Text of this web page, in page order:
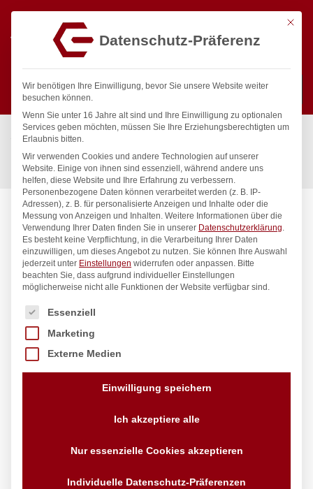
Suchen
Start / Gastronomiebedarf & Gastro Geräte für Profis
Küchenartikel
Schneider & Reiben
Brotmesser, HENDI, Schwarz, (L)380mm
Mit
Datenschutz-Präferenz
Wir benötigen Ihre Einwilligung, bevor Sie unsere Website weiter
besuchen können.
Wenn Sie unter 16 Jahre alt sind und Ihre Einwilligung zu optionalen
Services geben möchten, müssen Sie Ihre Erziehungsberechtigten um
Erlaubnis bitten.
Wir verwenden Cookies und andere Technologien auf unserer
Website. Einige von ihnen sind essenziell, während andere uns
helfen, diese Website und Ihre Erfahrung zu verbessern.
Personenbezogene Daten können verarbeitet werden (z. B. IP-
Adressen), z. B. für personalisierte Anzeigen und Inhalte oder die
Messung von Anzeigen und Inhalten. Weitere Informationen über die
Verwendung Ihrer Daten finden Sie in unserer Datenschutzerklärung.
Es besteht keine Verpflichtung, in die Verarbeitung Ihrer Daten
einzuwilligen, um dieses Angebot zu nutzen. Sie können Ihre Auswahl
jederzeit unter Einstellungen widerrufen oder anpassen. Bitte
beachten Sie, dass aufgrund individueller Einstellungen
möglicherweise nicht alle Funktionen der Website verfügbar sind.
Es folgt eine Liste der Service-Gruppen, für die eine
Essenziell
Marketing
Externe Medien
Einwilligung speichern
Ich akzeptiere alle
Nur essenzielle Cookies akzeptieren
Individuelle Datenschutz-Präferenzen